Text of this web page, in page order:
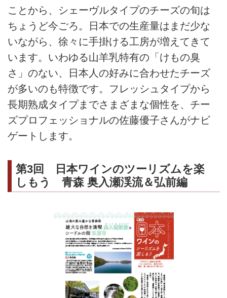
ことから、シェーヴルタイプのチーズの旬は
ちょうど今ごろ。日本での生産量はまだ少な
いながら、徐々に手掛ける工房が増えてきて
います。いわゆる山羊乳特有の「けもの臭
さ」のない、日本人の好みに合わせたチーズ
が多いのも特徴です。フレッシュタイプから
長期熟成タイプまでさまざまな個性を、チー
ズプロフェッショナルの佐藤優子さんがナビ
ゲートします。
第3回 日本ワインのツーリズムを楽
しもう 青森 奥入瀬渓流＆弘前編